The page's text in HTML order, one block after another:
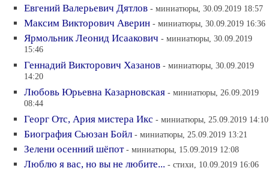
Евгений Валерьевич Дятлов - миниатюры, 30.09.2019 18:57
Максим Викторович Аверин - миниатюры, 30.09.2019 16:36
Ярмольник Леонид Исаакович - миниатюры, 30.09.2019
15:46
Геннадий Викторович Хазанов - миниатюры, 30.09.2019
14:20
Любовь Юрьевна Казарновская - миниатюры, 26.09.2019
08:44
Георг Отс, Ария мистера Икс - миниатюры, 25.09.2019 14:10
Биография Сьюзан Бойл - миниатюры, 25.09.2019 13:21
Зелени осенний шёпот - миниатюры, 15.09.2019 12:08
Люблю я вас, но вы не любите... - стихи, 10.09.2019 16:06